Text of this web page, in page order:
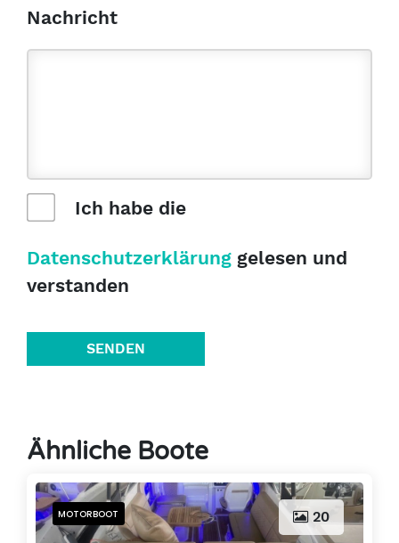
Nachricht
Ich habe die
Datenschutzerklärung gelesen und
verstanden
SENDEN
Ähnliche Boote
20
MOTORBOOT